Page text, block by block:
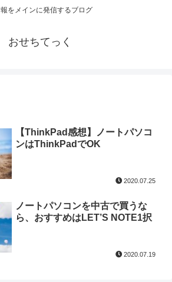
報をメインに発信するブログ
おせちてっく
【ThinkPad感想】ノートパソコ
ンはThinkPadでOK
2020.07.25
ノートパソコンを中古で買うな
ら、おすすめはLET’S NOTE1択
2020.07.19